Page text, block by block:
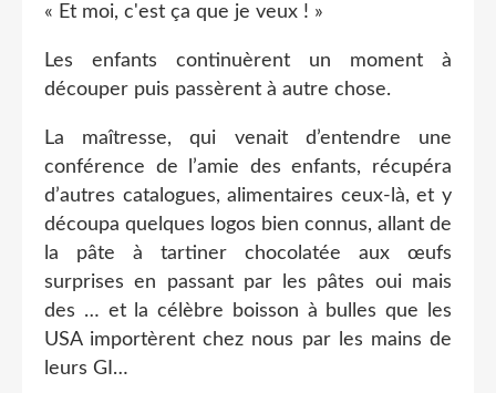
« Et moi, c'est ça que je veux ! »
Les enfants continuèrent un moment à
découper puis passèrent à autre chose.
La maîtresse, qui venait d’entendre une
conférence de l’amie des enfants, récupéra
d’autres catalogues, alimentaires ceux-là, et y
découpa quelques logos bien connus, allant de
la pâte à tartiner chocolatée aux œufs
surprises en passant par les pâtes oui mais
des … et la célèbre boisson à bulles que les
USA importèrent chez nous par les mains de
leurs GI…